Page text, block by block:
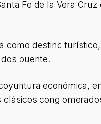
Fe de la Vera
como destino
puente.
económica,